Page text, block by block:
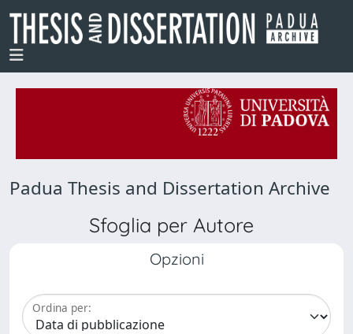
Padua Thesis and Dissertation Archive
Sfoglia per Autore
Opzioni
Ordina per: